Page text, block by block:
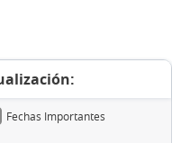
Fechas Importantes